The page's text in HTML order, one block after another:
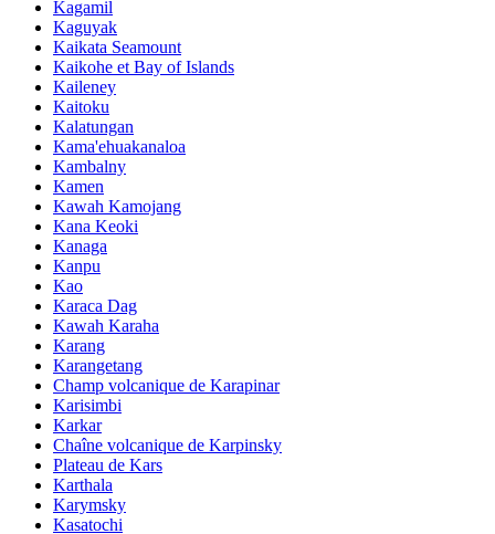
Kagamil
Kaguyak
Kaikata Seamount
Kaikohe et Bay of Islands
Kaileney
Kaitoku
Kalatungan
Kama'ehuakanaloa
Kambalny
Kamen
Kawah Kamojang
Kana Keoki
Kanaga
Kanpu
Kao
Karaca Dag
Kawah Karaha
Karang
Karangetang
Champ volcanique de Karapinar
Karisimbi
Karkar
Chaîne volcanique de Karpinsky
Plateau de Kars
Karthala
Karymsky
Kasatochi